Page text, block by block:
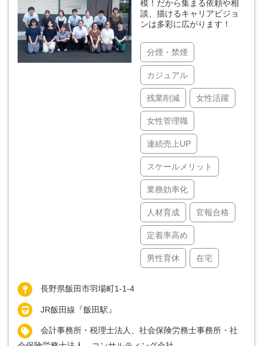
模！だから集まる依頼や相
談、描けるキャリアビジョ
ンは多彩に広がります！
分煙・禁煙
カジュアル
残業削減 女性活躍
女性管理職
連続売上UP
スケールメリット
業務効率化
人材育成 官報合格
定着率高め
男性育休 在宅
長野県飯田市羽場町1-1-4
JR飯田線『飯田駅』
会計事務所・税理士法人、社会保険労務士事務所・社